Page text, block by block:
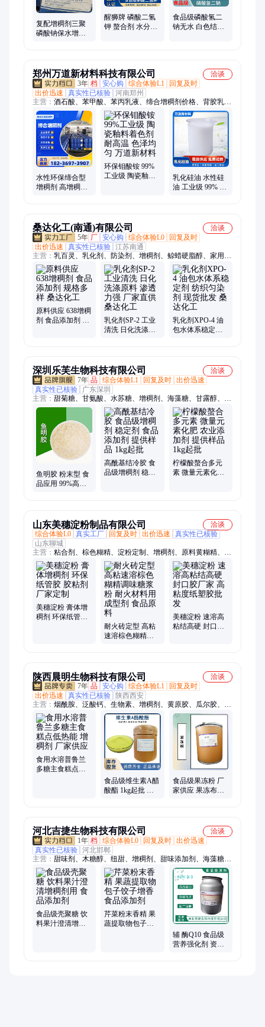
复配增稠剂三聚
磷酸钠保水增重
醒狮牌 磷酸二氢
钾 螯合剂 水分保
食品级磷酸氢二
钠无水 白色结晶
郑州万道新材料科技有限公司
洽谈
3年 档 安心购 综合体验L1
回复及时
出价迅速
真实性已核验 河南郑州
主营： 酒石酸、苯甲酸、苯丙乳液、缔合增稠剂价格、背胶乳
液、酸度调节剂、高效胶粘剂、玻璃幕墙清洗剂、卡松防腐剂、
升华水杨酸、松香酸钠、消泡剂、苯甲酸钠、松香
水性环保缔合型
增稠剂 高增稠效
环保钼酸铵 99%
工业级 陶瓷釉料
乳化硅油 水性硅
油 工业级 99% 橡
桑达化工(南通)有限公司
洽谈
5年 厂 安心购 综合体验L0
回复及时
出价迅速
真实性已核验 江苏南通
主营： 乳百灵、乳化剂、防染剂、增稠剂、鲸蜡硬脂醇、家用清
洗剂、聚氧乙烯醚、十六十八醇聚醚、渗透剂、清洗剂、金属加
工清洁剂、金属加工消泡剂、金属加工柔软剂、金属加工业防锈
剂、金属冷却剂、机械净洗剂、造纸乳化剂、造纸助剂、纸张柔
软剂、金属成型润滑剂、金属加工业保湿剂、金属增溶剂、电镀
光亮剂、三乙醇胺油酸皂、乳化剂OP-10、酚醚磷酸酯
原料供应 638增稠
剂 食品添加剂 规
乳化剂SP-2 工业
清洗 日化洗涤原
乳化剂XPO-4 油
包水体系稳定剂
深圳乐芙生物科技有限公司
洽谈
7年 品 综合体验L1 回复及时 出价迅速
真实性已核验
广东深圳
主营： 甜菊糖、甘氨酸、水苏糖、增稠剂、海藻糖、甘露醇、精
氨酸、酪蛋白、烟酰胺、牛磺酸、褪黑素、螺旋藻、维生素B1、
维生素B2、维生素B6、一水肌酸、苯丙氨酸、酪蛋白酸钠、海
藻酸钠、赤藓糖醇、木糖醇、聚丙烯酸钠、山梨酸钾、大豆肽、
苏氨酸、黄原胶
鱼明胶 粉末型 食
品应用 99%高含
高酰基结冷胶 食
品级增稠剂 稳定
柠檬酸螯合多元
素 微量元素化肥
山东美穗淀粉制品有限公司
洽谈
综合体验L0 真实工厂 回复及时 出价迅速
真实性已核验
山东聊城
主营： 粘合剂、棕色糊精、淀粉定制、增稠剂、原料黄糊精、高
粘速溶糊精、胶水用黄糊精、增稠预糊化淀粉、木薯预糊化淀
粉、淀粉胶水用黄糊、玉米预糊化淀粉、石墨粘合剂、石墨粘合
剂黄糊精、碳化硅粘合剂、碳化硅黄糊精粘合剂、氮化硅粘合
剂、氮化硅黄糊精粘合剂、特种陶瓷粘合剂、特种陶瓷黄糊精粘
合剂、铸造结合剂、铸造用黄糊精、型砂粘合剂、型砂黄糊精粘
合剂、颗粒肥料粘合剂、木材胶增粘剂
美穗淀粉 膏体增
稠剂 环保纸管胶
耐火砖定型 高粘
速溶棕色糊精调
美穗淀粉 速溶高
粘结高硬 封口胶
陕西晨明生物科技有限公司
洽谈
7年 品 安心购 综合体验L1
回复及时
出价迅速
真实性已核验
陕西西安
主营： 烟酰胺、泛酸钙、生物素、增稠剂、黄原胶、瓜尔胶、L-
半胱氨酸盐酸盐、海藻酸钠、海藻糖、谷氨酸、卡拉胶、乳清
粉、赤藓糖醇、结晶果糖、木糖醇、甜菜碱、螺旋藻、乳清蛋白
粉、氯化胆碱、酪蛋白、肌酸、色氨酸、赖氨酸、鱼油粉、刺槐
豆胶、阿拉伯胶
食用水溶普鲁兰
多糖主食糕点低
食品级维生素A醋
酸酯 1kg起批 脂
食品级果冻粉 厂
家供应 果冻布丁
河北吉捷生物科技有限公司
洽谈
1年 档 综合体验L0 回复及时 出价迅速
真实性已核验 河北邯郸
主营： 甜味剂、木糖醇、纽甜、增稠剂、甜味添加剂、海藻糖、
营养强化剂、牛磺酸、维生素C、香精、氨基葡萄糖盐酸盐
食品级壳聚糖 饮
料果汁澄清增稠
芹菜粉末香精 果
蔬提取物包子饺
辅 酶Q10 食品级
营养强化剂 资质